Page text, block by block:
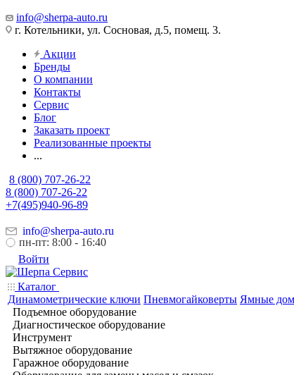
info@sherpa-auto.ru
г. Котельники, ул. Сосновая, д.5, помещ. 3.
Акции
Бренды
О компании
Контакты
Сервис
Блог
Заказать проект
Реализованные проекты
...
8 (800) 707-26-22
8 (800) 707-26-22
+7(495)940-96-89
info@sherpa-auto.ru
пн-пт: 8:00 - 16:40
Войти
Каталог
Динамометрические ключи Пневмогайковерты Ямные
Подъемное оборудование
Диагностическое оборудование
Инструмент
Вытяжное оборудование
Гаражное оборудование